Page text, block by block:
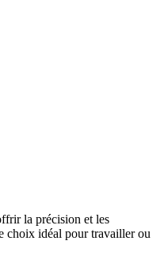
la précision et les
choix idéal pour travailler ou